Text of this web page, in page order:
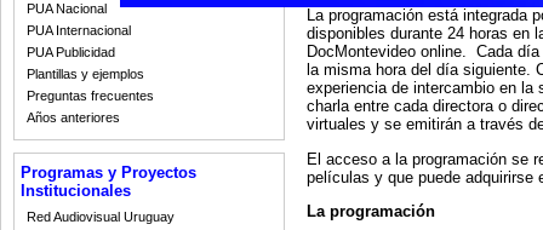
PUA Nacional
PUA Internacional
PUA Publicidad
Plantillas y ejemplos
Preguntas frecuentes
Años anteriores
Programas y Proyectos
Institucionales
Red Audiovisual Uruguay
La programación está integrada
disponibles durante 24 horas en
DocMontevideo online. Cada
la misma hora del día siguiente.
experiencia de intercambio en la
charla entre cada directora o
virtuales y se emitirán a través
El acceso a la programación se
películas y que puede adquirirse
La programación